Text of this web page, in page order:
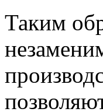
Таким